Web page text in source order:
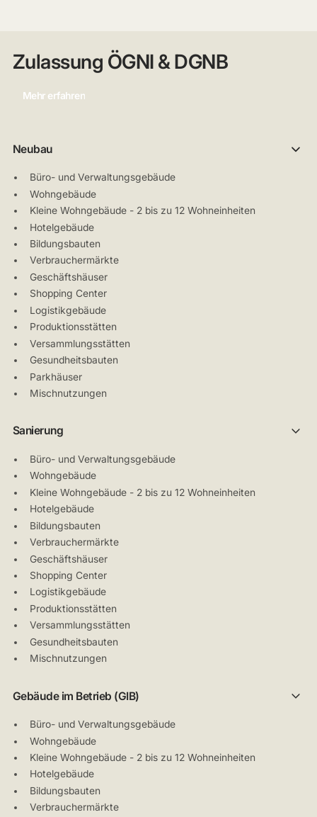
Zulassung ÖGNI & DGNB
Mehr erfahren
Neubau
Büro- und Verwaltungsgebäude
Wohngebäude
Kleine Wohngebäude - 2 bis zu 12 Wohneinheiten
Hotelgebäude
Bildungsbauten
Verbrauchermärkte
Geschäftshäuser
Shopping Center
Logistikgebäude
Produktionsstätten
Versammlungsstätten
Gesundheitsbauten
Parkhäuser
Mischnutzungen
Sanierung
Büro- und Verwaltungsgebäude
Wohngebäude
Kleine Wohngebäude - 2 bis zu 12 Wohneinheiten
Hotelgebäude
Bildungsbauten
Verbrauchermärkte
Geschäftshäuser
Shopping Center
Logistikgebäude
Produktionsstätten
Versammlungsstätten
Gesundheitsbauten
Mischnutzungen
Gebäude im Betrieb (GIB)
Büro- und Verwaltungsgebäude
Wohngebäude
Kleine Wohngebäude - 2 bis zu 12 Wohneinheiten
Hotelgebäude
Bildungsbauten
Verbrauchermärkte